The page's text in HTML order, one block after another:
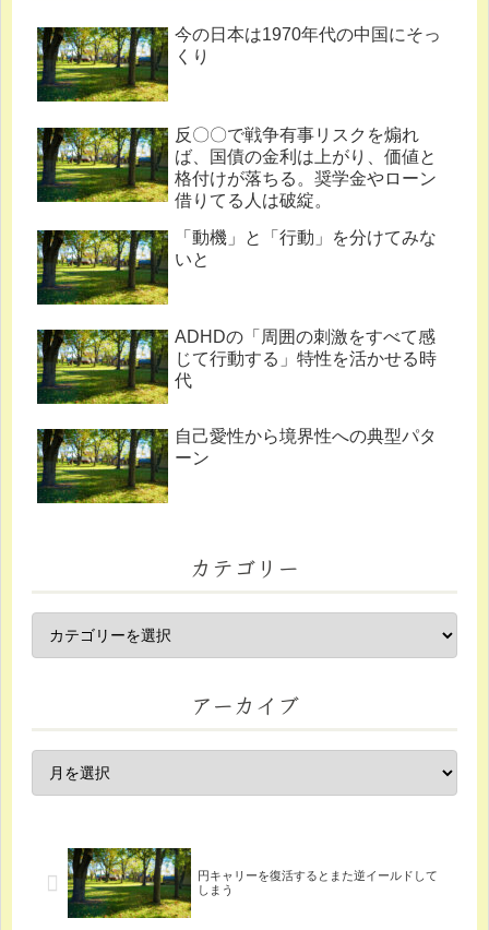
今の日本は1970年代の中国にそっ
くり
反〇〇で戦争有事リスクを煽れ
ば、国債の金利は上がり、価値と
格付けが落ちる。奨学金やローン
借りてる人は破綻。
「動機」と「行動」を分けてみな
いと
ADHDの「周囲の刺激をすべて感
じて行動する」特性を活かせる時
代
自己愛性から境界性への典型パタ
ーン
カテゴリー
アーカイブ
円キャリーを復活するとまた逆イールドして
しまう